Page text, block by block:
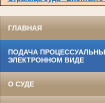
ГЛАВНАЯ
ПОДАЧА
ЭЛЕКТРОННОМ ВИДЕ
О СУДЕ